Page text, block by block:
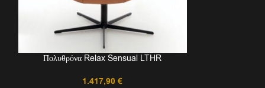
Πολυθρόνα Relax Sensual LTHR
1.417,90€